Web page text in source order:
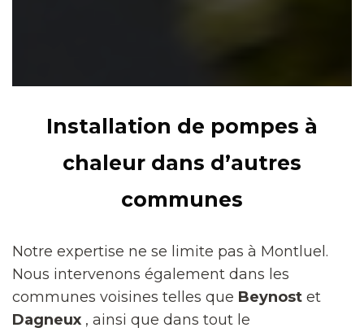
Installation de pompes à
chaleur dans d’autres
communes
Notre expertise ne se limite pas à Montluel.
Nous intervenons également dans les
communes voisines telles que Beynost et
Dagneux , ainsi que dans tout le